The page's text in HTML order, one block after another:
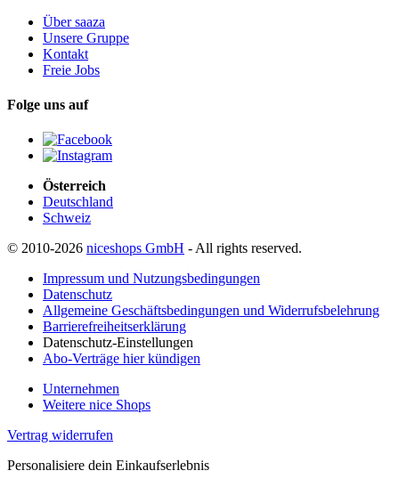
Über saaza
Unsere Gruppe
Kontakt
Freie Jobs
Folge uns auf
Österreich
Deutschland
Schweiz
© 2010-2026 niceshops GmbH - All rights reserved.
Impressum und Nutzungsbedingungen
Datenschutz
Allgemeine Geschäftsbedingungen und Widerrufsbelehrung
Barrierefreiheitserklärung
Datenschutz-Einstellungen
Abo-Verträge hier kündigen
Unternehmen
Weitere nice Shops
Vertrag widerrufen
Personalisiere dein Einkaufserlebnis